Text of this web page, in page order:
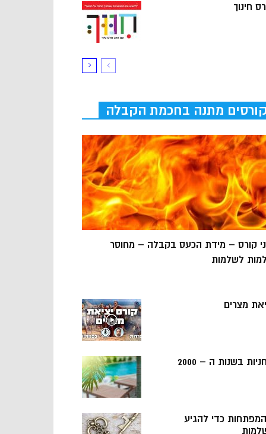
חינוך
קורסים מתנה בחכמת הקבלה
קורס – מידת הכעס בקבלה – מחוסר
לשלמות
מצרים
בשנות ה – 2000
5 המפתחות כדי להגיע